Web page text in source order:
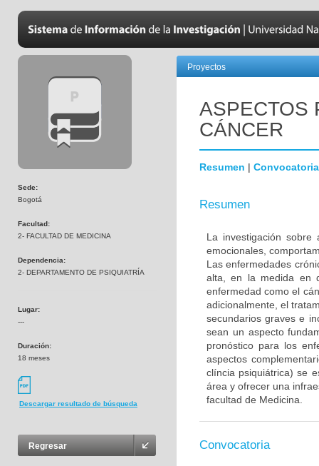
Sede:
Bogotá
Facultad:
2- FACULTAD DE MEDICINA
Dependencia:
2- DEPARTAMENTO DE PSIQUIATRÍA
Lugar:
---
Duración:
18 meses
Descargar resultado de búsqueda
Regresar
Proyectos
ASPECTOS
CÁNCER
Resumen | Convocatoria
Resumen
La investigación sobre
emocionales,
Las enfermedades
alta, en la medida en
enfermedad como el
adicionalmente, el
secundarios graves e
sean un aspecto
pronóstico para los
aspectos
clíncia psiquiátrica) se
área y ofrecer una
facultad de Medicina.
Convocatoria